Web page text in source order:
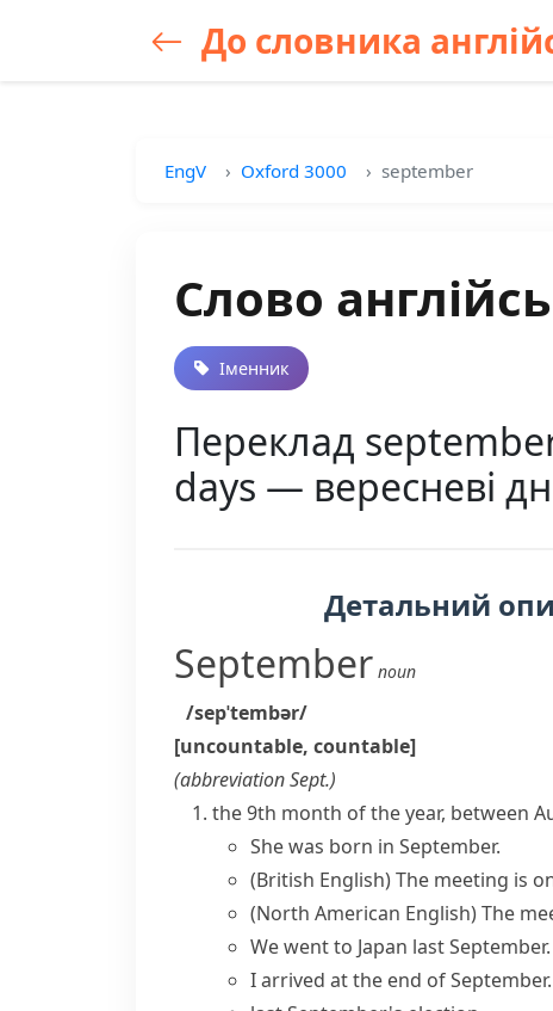
До словника
EngV Oxford 3000 september
Слово
Іменник
Переклад
days — вересневі
Детальний
September noun
/sepˈtembər/
[uncountable, countable]
(abbreviationSept.)
the 9th month of the year, between
She was born in September.
(British English)The meeting is
(North American English)The
We went to Japan last September.
I arrived at the end of September.